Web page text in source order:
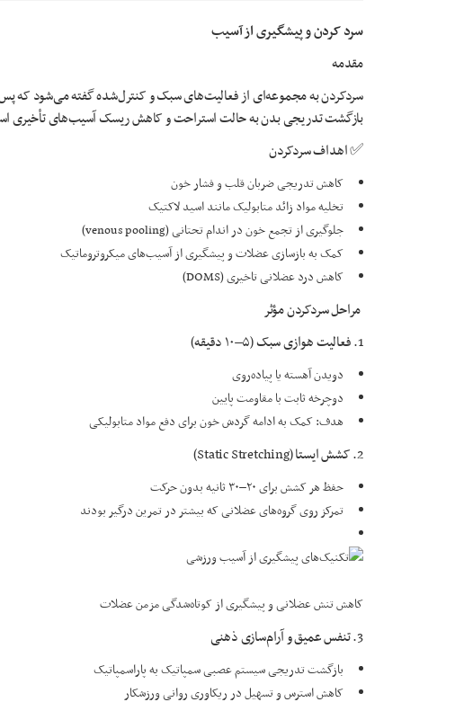
سرد کردن و پیشگیری از آسیب
مقدمه
سردکردن به مجموعه‌ای از فعالیت‌های سبک و کنترل‌شده گفته می‌شود که پس
بازگشت تدریجی بدن به حالت استراحت و کاهش ریسک آسیب‌های تأخیری
✅ اهداف سردکردن
کاهش تدریجی ضربان قلب و فشار خون
تخلیه مواد زائد متابولیک مانند اسید لاکتیک
جلوگیری از تجمع خون در اندام تحتانی (venous pooling)
کمک به بازسازی عضلات و پیشگیری از آسیب‌های میکروتروماتیک
کاهش درد عضلانی تاخیری (DOMS)
مراحل سردکردن مؤثر
1. فعالیت هوازی سبک (۵–۱۰ دقیقه)
دویدن آهسته یا پیاده‌روی
دوچرخه ثابت با مقاومت پایین
هدف: کمک به ادامه گردش خون برای دفع مواد متابولیکی
2. کشش ایستا (Static Stretching)
حفظ هر کشش برای ۲۰–۳۰ ثانیه بدون حرکت
تمرکز روی گروه‌های عضلانی که بیشتر در تمرین درگیر بودند
کاهش تنش عضلانی و پیشگیری از کوتاه‌شدگی مزمن عضلات
3. تنفس عمیق و آرام‌سازی ذهنی
بازگشت تدریجی سیستم عصبی سمپاتیک به پاراسمپاتیک
کاهش استرس و تسهیل در ریکاوری روانی ورزشکار